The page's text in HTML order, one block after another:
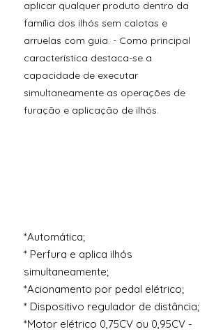
aplicar qualquer produto dentro da
família dos ilhós sem calotas e
arruelas com guia. - Como principal
característica destaca-se a
capacidade de executar
simultaneamente as operações de
furação e aplicação de ilhós.
*Automática;
* Perfura e aplica ilhós
simultaneamente;
*Acionamento por pedal elétrico;
* Dispositivo regulador de distância;
*Motor elétrico 0,75CV ou 0,95CV -